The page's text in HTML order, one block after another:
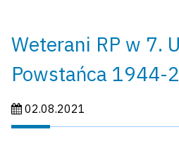
Weterani RP w 7.
Powstańca 1944-
Data publikacji:
02.08.2021